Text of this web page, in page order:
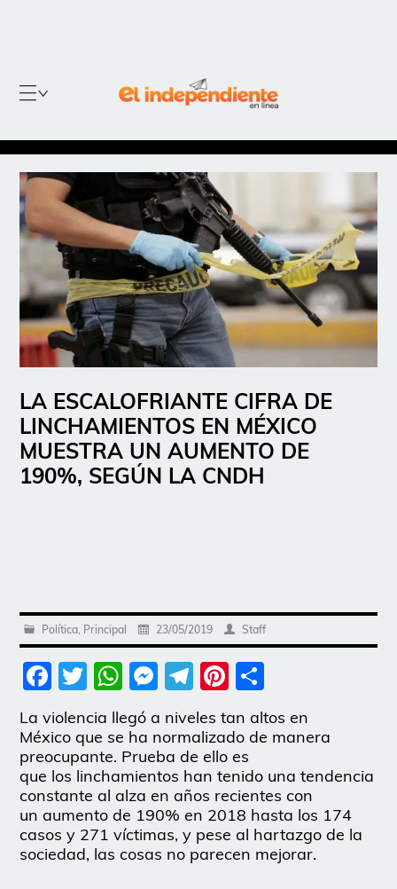
LA ESCALOFRIANTE CIFRA DE
LINCHAMIENTOS EN MÉXICO
MUESTRA UN AUMENTO DE
190%, SEGÚN LA CNDH
Política, Principal 23/05/2019 Staff
Facebook
Twitter
WhatsApp
Messenger
Telegram
Pinterest
La violencia llegó a niveles tan altos en
México que se ha normalizado de manera
preocupante. Prueba de ello es
que los linchamientos han tenido una tendencia
constante al alza en años recientes con
un aumento de 190% en 2018 hasta los 174
casos y 271 víctimas, y pese al hartazgo de la
sociedad, las cosas no parecen mejorar.